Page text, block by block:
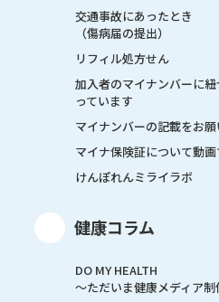
交通事故にあったとき
（傷病届の提出）
リフィル処方せん
加入者のマイナンバーに
っています
マイナンバーの記載をお
マイナ保険証について動画
けんぽれんミライラボ
健康コラム
DO MY HEALTH
～ただいま健康メディア制